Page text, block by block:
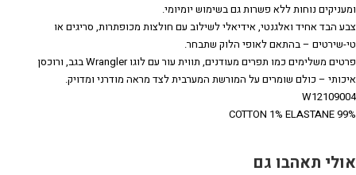
ומעניקים נוחות ללא פשרות גם בשימוש יומיומי.
צבע הבד אחיד ואלגנטי, אידיאלי לשילוב עם חולצות מכופתרות, סריגים או
טי-שירטים – בהתאם לאופי הלוק שתבחר.
פרטים משלימים כמו תפרים מעודנים, תווית עור עם לוגו Wrangler בגב, ורוכסן
איכותי – כולם שומרים על המורשת המערבית לצד מראה מודרני ומדויק.
W12109004
99% COTTON 1% ELASTANE
אולי תאהבו גם